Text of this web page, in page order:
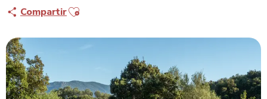
CompartirAjouter aux favoris